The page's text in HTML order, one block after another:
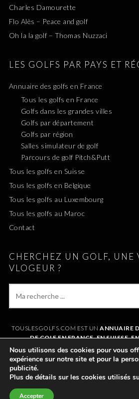
Charles Damourette
Flo Alès – Peace and golf
Oh la la golf – Thomas Nuzzaci
LES GOLFS PAR PAYS ET
Annuaire des golfs en France
Tous les golfs en France
Golfs dans les grandes villes
Golfs par département
Golfs par région
Salles simulateur de golf
Parcours de golf Pitch&Putt
Tous les golfs en Suisse
Tous les golfs en Belgique
Tous les golfs au Luxembourg
Tous les golfs au Maroc
Contact
CHERCHEZ UN GOLF, UNE
VLOGEUR ?
TOUSLESGOLFS.COM EST UNANNUAIRE
DE GOLF EN FRANCE, EN SUISSE,
LUXEMBOURG. IL VOUS PERMET DE
CHEZVOUS OU LORS DE VOS
ÉGALEMENT
POPULAIRES
Nous utilisons des cookies pour vous
expérience sur notre site et pour la
publicité.
Plus de détails sur les cookies utilisés
Accepter